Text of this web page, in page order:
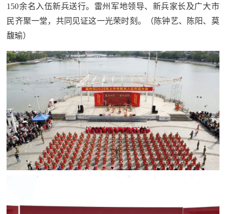
150余名入伍新兵送行。雷州军地领导、新兵家长及广大市
民齐聚一堂，共同见证这一光荣时刻。（陈钟艺、陈阳、莫
馥瑜）